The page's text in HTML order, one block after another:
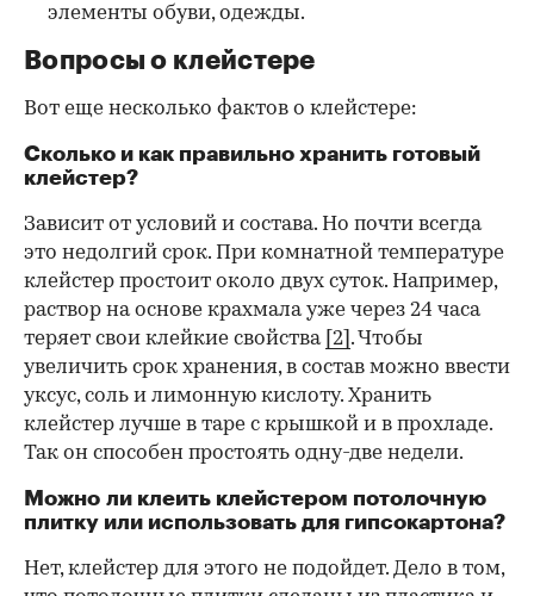
элементы обуви, одежды.
Вопросы о клейстере
Вот еще несколько фактов о клейстере:
Сколько и как правильно хранить готовый
клейстер?
Зависит от условий и состава. Но почти всегда
это недолгий срок. При комнатной температуре
клейстер простоит около двух суток. Например,
раствор на основе крахмала уже через 24 часа
теряет свои клейкие свойства [2] . Чтобы
увеличить срок хранения, в состав можно ввести
уксус, соль и лимонную кислоту. Хранить
клейстер лучше в таре с крышкой и в прохладе.
Так он способен простоять одну-две недели.
Можно ли клеить клейстером потолочную
плитку или использовать для гипсокартона?
Нет, клейстер для этого не подойдет. Дело в том,